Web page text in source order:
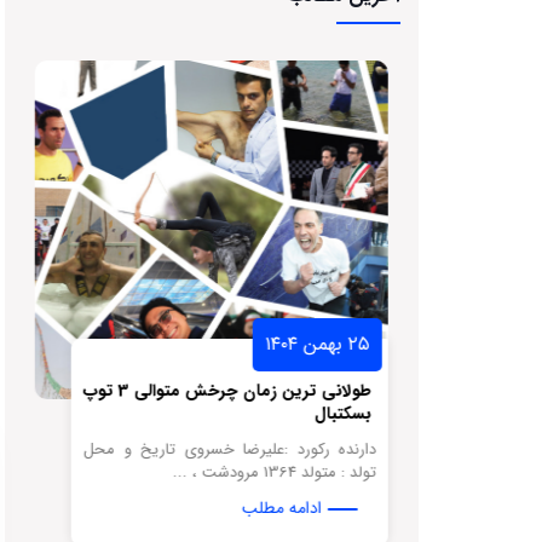
۲۵ بهمن ۱۴۰۴
طولانی ترین زمان چرخش متوالی 3 توپ
بسکتبال
دارنده رکورد :علیرضا خسروی تاریخ و محل
تولد : متولد 1364 مرودشت ، ...
ادامه مطلب